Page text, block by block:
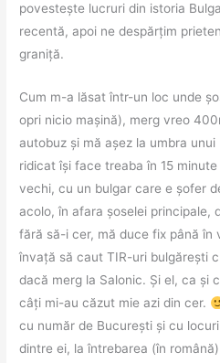
povestește lucruri din istoria
recentă, apoi ne despărțim
graniță.
Cum m-a lăsat într-un loc unde
opri nicio mașină), merg vreo
autobuz și mă așez la umbra
ridicat își face treaba în 15
vechi, cu un bulgar care e șofer
acolo, în afara șoselei principale,
fără să-i cer, mă duce fix până în
învață să caut TIR-uri bulgărești
dacă merg la Salonic. Și el, ca și
câți mi-au căzut mie azi din cer.
cu număr de București și cu
dintre ei, la întrebarea (în